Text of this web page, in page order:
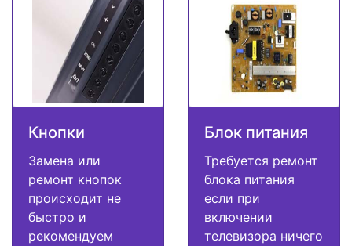
Кнопки
Замена или
ремонт кнопок
происходит не
быстро и
рекомендуем
Блок питания
Требуется ремонт
блока питания
если при
включении
телевизора ничего